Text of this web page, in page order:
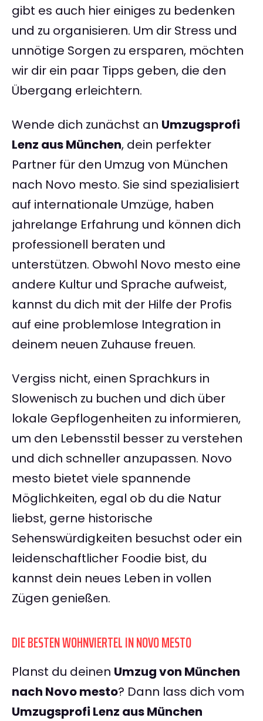
gibt es auch hier einiges zu bedenken
und zu organisieren. Um dir Stress und
unnötige Sorgen zu ersparen, möchten
wir dir ein paar Tipps geben, die den
Übergang erleichtern.
Wende dich zunächst an Umzugsprofi
Lenz aus München, dein perfekter
Partner für den Umzug von München
nach Novo mesto. Sie sind spezialisiert
auf internationale Umzüge, haben
jahrelange Erfahrung und können dich
professionell beraten und
unterstützen. Obwohl Novo mesto eine
andere Kultur und Sprache aufweist,
kannst du dich mit der Hilfe der Profis
auf eine problemlose Integration in
deinem neuen Zuhause freuen.
Vergiss nicht, einen Sprachkurs in
Slowenisch zu buchen und dich über
lokale Gepflogenheiten zu informieren,
um den Lebensstil besser zu verstehen
und dich schneller anzupassen. Novo
mesto bietet viele spannende
Möglichkeiten, egal ob du die Natur
liebst, gerne historische
Sehenswürdigkeiten besuchst oder ein
leidenschaftlicher Foodie bist, du
kannst dein neues Leben in vollen
Zügen genießen.
DIE BESTEN WOHNVIERTEL IN NOVO MESTO
Planst du deinen Umzug von München
nach Novo mesto? Dann lass dich vom
Umzugsprofi Lenz aus München